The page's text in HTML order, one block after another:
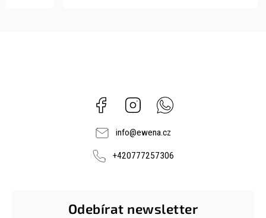
Facebook Instagram
info@ewena.cz
+420777257306
Odebírat newsletter